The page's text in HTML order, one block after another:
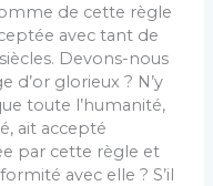
de cette règle
avec tant de
Devons-nous
d’or glorieux ? N’y
toute l’humanité,
ait accepté
par cette règle et
avec elle ? S’il